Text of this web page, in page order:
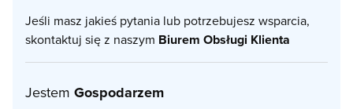
Jeśli masz jakieś pytania lub potrzebujesz wsparcia,
skontaktuj się z naszym Biurem Obsługi Klienta
Jestem Gospodarzem